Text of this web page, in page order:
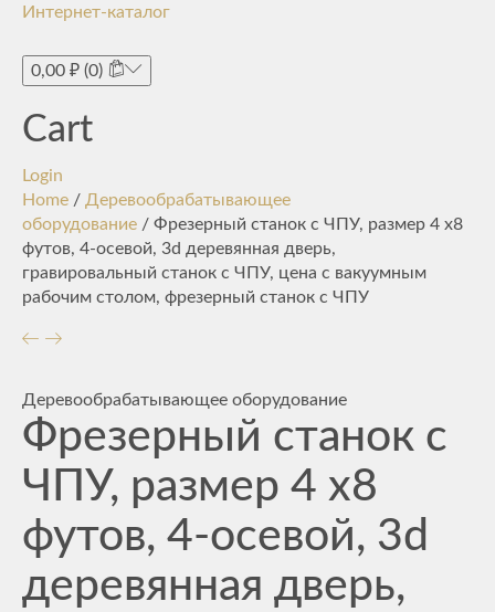
Интернет-каталог
0,00 ₽ (0)
Cart
Login
Home / Деревообрабатывающее
оборудование / Фрезерный станок с ЧПУ, размер 4 х8
футов, 4-осевой, 3d деревянная дверь,
гравировальный станок с ЧПУ, цена с вакуумным
рабочим столом, фрезерный станок с ЧПУ
Деревообрабатывающее оборудование
Фрезерный станок с
ЧПУ, размер 4 х8
футов, 4-осевой, 3d
деревянная дверь,